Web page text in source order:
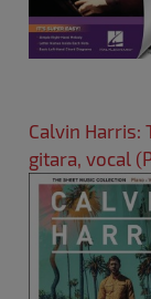
Calvin Harris:
gitara, vocal